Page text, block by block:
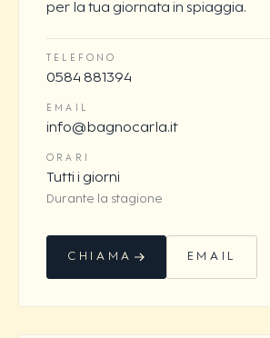
per la tua giornata in spiaggia.
TELEFONO
0584 881394
EMAIL
info@bagnocarla.it
ORARI
Tutti i giorni
Durante la stagione
CHIAMA EMAIL